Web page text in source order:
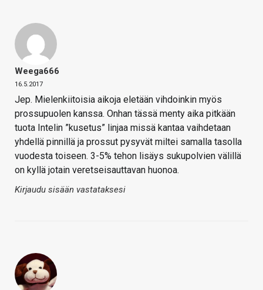
Weega666
16.5.2017
Jep. Mielenkiitoisia aikoja eletään vihdoinkin myös
prossupuolen kanssa. Onhan tässä menty aika pitkään
tuota Intelin ”kusetus” linjaa missä kantaa vaihdetaan
yhdellä pinnillä ja prossut pysyvät miltei samalla tasolla
vuodesta toiseen. 3-5% tehon lisäys sukupolvien välillä
on kyllä jotain veretseisauttavan huonoa.
Kirjaudu sisään vastataksesi